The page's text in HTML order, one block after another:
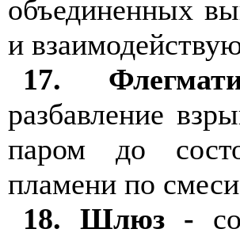
объединенных
и
17.
разбавление
паром до
пламени по
18. Шлюз -